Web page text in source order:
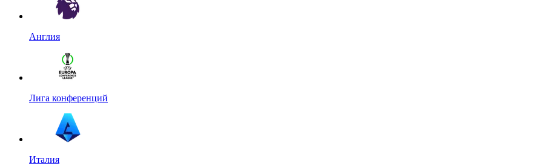
Англия
Лига конференций
Италия